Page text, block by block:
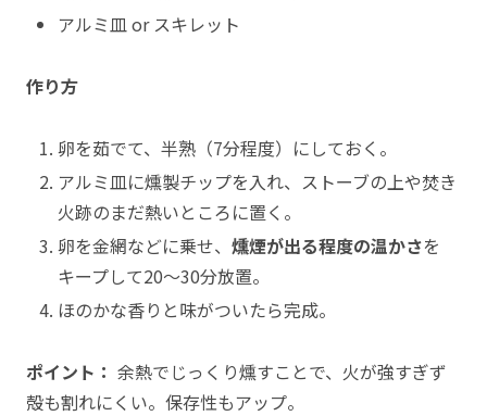
アルミ皿 or スキレット
作り方
卵を茹でて、半熟（7分程度）にしておく。
アルミ皿に燻製チップを入れ、ストーブの上や焚き
火跡のまだ熱いところに置く。
卵を金網などに乗せ、燻煙が出る程度の温かさを
キープして20〜30分放置。
ほのかな香りと味がついたら完成。
ポイント： 余熱でじっくり燻すことで、火が強すぎず
殻も割れにくい。保存性もアップ。